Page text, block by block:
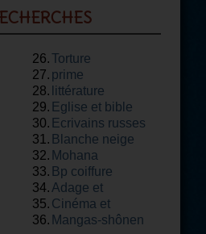
26.Torture
27. prime
28. littérature
29. Eglise et bible
30. Ecrivains russes
31. Blanche neige
32. Mohana
33. Bp coiffure
34. Adage et
proverbe
35. Cinéma et
théâtre
36. Mangas-shônen